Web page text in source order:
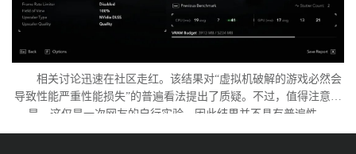
相关讨论迅速在社区走红。该结果对“虚拟机破解的游戏必然会
导致性能严重性能损失”的普遍看法提出了质疑。不过，值得注意的
是，这仅是一次网友的自行实验，因此结果并不具有普遍性。